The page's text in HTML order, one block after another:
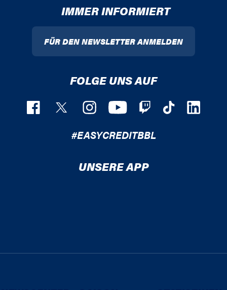
IMMER INFORMIERT
FÜR DEN NEWSLETTER ANMELDEN
FOLGE UNS AUF
#EASYCREDITBBL
UNSERE APP